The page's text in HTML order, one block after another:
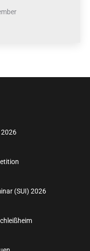
2026
(SUI) 2026